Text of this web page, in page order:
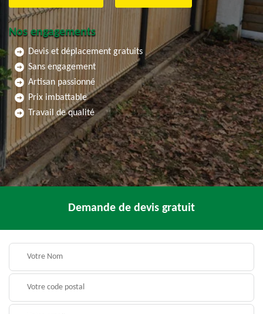
Nos engagements
Devis et déplacement gratuits
Sans engagement
Artisan passionné
Prix imbattable
Travail de qualité
Demande de devis gratuit